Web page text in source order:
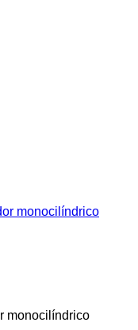
monocilíndrico
monocilíndrico